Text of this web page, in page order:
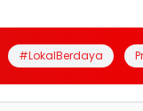
#LokalBerdaya